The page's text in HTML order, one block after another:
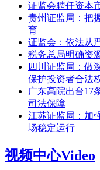
证监会聘任资本
贵州证监局：把
育
证监会：依法从
税务总局明确资
四川证监局：做
保护投资者合法
广东高院出台17
司法保障
江苏证监局：加
场稳定运行
视频中心Video